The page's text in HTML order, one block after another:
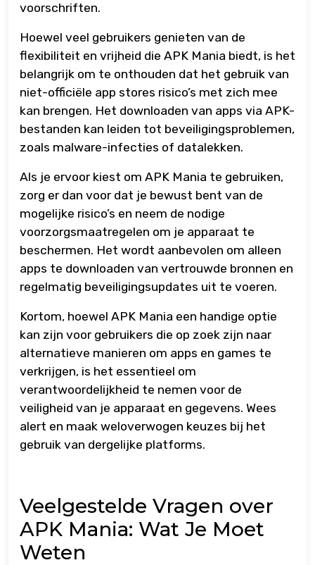
voorschriften.
Hoewel veel gebruikers genieten van de
flexibiliteit en vrijheid die APK Mania biedt, is het
belangrijk om te onthouden dat het gebruik van
niet-officiële app stores risico’s met zich mee
kan brengen. Het downloaden van apps via APK-
bestanden kan leiden tot beveiligingsproblemen,
zoals malware-infecties of datalekken.
Als je ervoor kiest om APK Mania te gebruiken,
zorg er dan voor dat je bewust bent van de
mogelijke risico’s en neem de nodige
voorzorgsmaatregelen om je apparaat te
beschermen. Het wordt aanbevolen om alleen
apps te downloaden van vertrouwde bronnen en
regelmatig beveiligingsupdates uit te voeren.
Kortom, hoewel APK Mania een handige optie
kan zijn voor gebruikers die op zoek zijn naar
alternatieve manieren om apps en games te
verkrijgen, is het essentieel om
verantwoordelijkheid te nemen voor de
veiligheid van je apparaat en gegevens. Wees
alert en maak weloverwogen keuzes bij het
gebruik van dergelijke platforms.
Veelgestelde Vragen over
APK Mania: Wat Je Moet
Weten